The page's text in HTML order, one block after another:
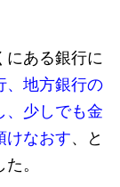
にある銀行に
、地方銀行の
、少しでも金
けなおす、と
。